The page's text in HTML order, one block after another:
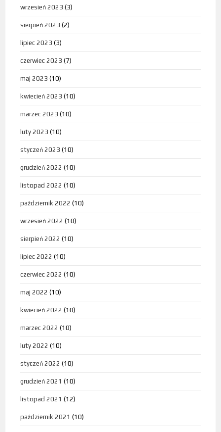
wrzesień 2023 (3)
sierpień 2023 (2)
lipiec 2023 (3)
czerwiec 2023 (7)
maj 2023 (10)
kwiecień 2023 (10)
marzec 2023 (10)
luty 2023 (10)
styczeń 2023 (10)
grudzień 2022 (10)
listopad 2022 (10)
październik 2022 (10)
wrzesień 2022 (10)
sierpień 2022 (10)
lipiec 2022 (10)
czerwiec 2022 (10)
maj 2022 (10)
kwiecień 2022 (10)
marzec 2022 (10)
luty 2022 (10)
styczeń 2022 (10)
grudzień 2021 (10)
listopad 2021 (12)
październik 2021 (10)